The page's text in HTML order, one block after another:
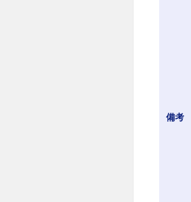
備考